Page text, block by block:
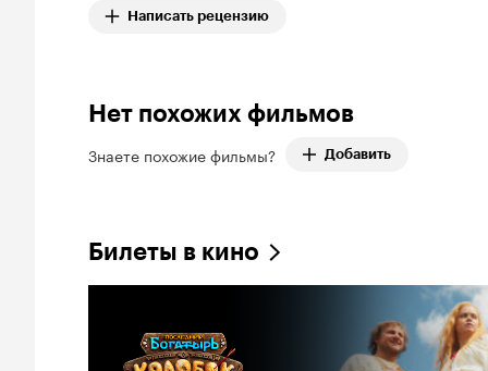
Написать рецензию
Нет похожих фильмов
Знаете похожие фильмы? Добавить
Билеты в кино